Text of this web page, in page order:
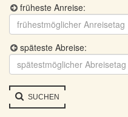
früheste Anreise:
späteste Abreise:
SUCHEN